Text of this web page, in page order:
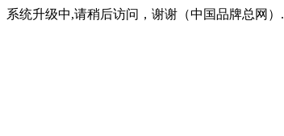
系统升级中,请稍后访问，谢谢（中国品牌总网）.